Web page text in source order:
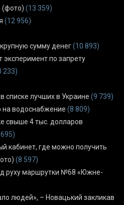
(фото) (13 359)
(12 956)
сумму денег(10 893)
по запрету
233)
списке лучших в Украине (9 739)
водоснабжение (8 809)
свыше 4 тыс. долларов
кабинет, где можно получить
(8 597)
руху маршрутки №68 «Южне-
людей», – Новацький закликав